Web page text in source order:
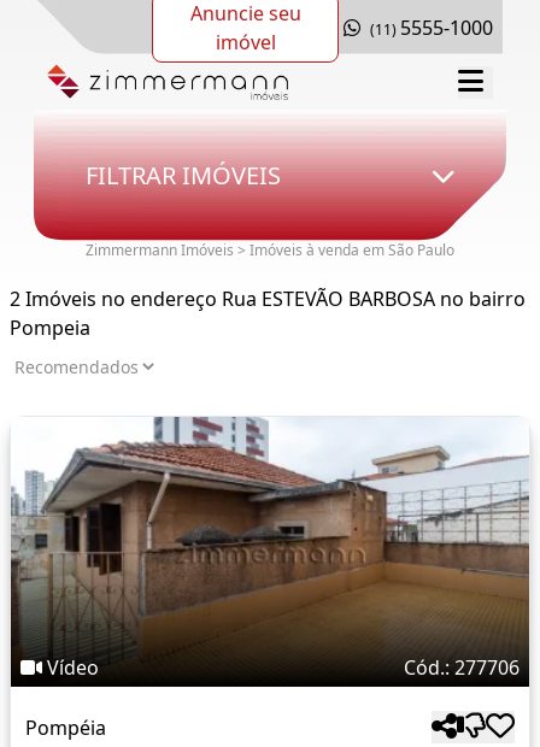
Anuncie seu
imóvel
(11) 5555-1000
FILTRAR IMÓVEIS
Zimmermann Imóveis > Imóveis à venda em São Paulo
2 Imóveis no endereço Rua ESTEVÃO BARBOSA no bairro
Pompeia
Vídeo Cód.: 277706
Pompéia